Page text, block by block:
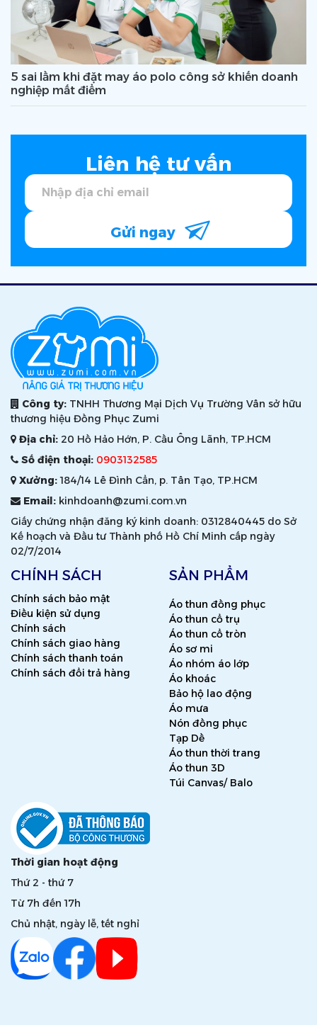
5 sai lầm khi đặt may áo polo công sở khiến doanh
nghiệp mất điểm
Liên hệ tư vấn
Gửi ngay
Công ty: TNHH Thương Mại Dịch Vụ Trường Vân sở hữu
thương hiệu Đồng Phục Zumi
Địa chỉ: 20 Hồ Hảo Hớn, P. Cầu Ông Lãnh, TP.HCM
Số điện thoại: 0903132585
Xưởng:184/14 Lê Đình Cẩn, p. Tân Tạo, TP.HCM
Email: kinhdoanh@zumi.com.vn
Giấy chứng nhận đăng ký kinh doanh: 0312840445 do Sở
Kế hoạch và Đầu tư Thành phố Hồ Chí Minh cấp ngày
02/7/2014
CHÍNH SÁCH
Chính sách bảo mật
Điều kiện sử dụng
Chính sách
Chính sách giao hàng
Chính sách thanh toán
Chính sách đổi trả hàng
SẢN PHẨM
Áo thun đồng phục
Áo thun cổ trụ
Áo thun cổ tròn
Áo sơ mi
Áo nhóm áo lớp
Áo khoác
Bảo hộ lao động
Áo mưa
Nón đồng phục
Tạp Dề
Áo thun thời trang
Áo thun 3D
Túi Canvas/ Balo
Thời gian hoạt động
Thứ 2 - thứ 7
Từ 7h đến 17h
Chủ nhật, ngày lễ, tết nghỉ